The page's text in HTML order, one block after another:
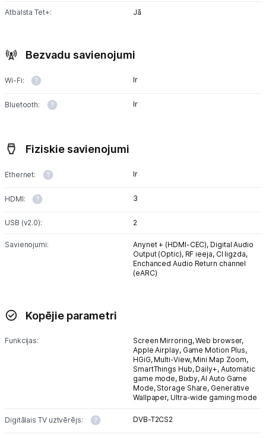
Atbalsta Tet+: Jā
Bezvadu savienojumi
Wi-Fi: Ir
Bluetooth: Ir
Fiziskie savienojumi
Ethernet: Ir
HDMI: 3
USB (v2.0): 2
Savienojumi: Anynet + (HDMI-CEC), Digital Audio
Output (Optic), RF ieeja, CI ligzda,
Enchanced Audio Return channel
(eARC)
Kopējie parametri
Funkcijas: Screen Mirroring,Web browser,
Apple Airplay, Game Motion Plus,
HGiG, Multi-View, Mini Map Zoom,
SmartThings Hub, Daily+, Automatic
game mode, Bixby,AI Auto Game
Mode, Storage Share, Generative
Wallpaper, Ultra-wide gaming mode
Digitālais TV uztvērējs: DVB-T2CS2